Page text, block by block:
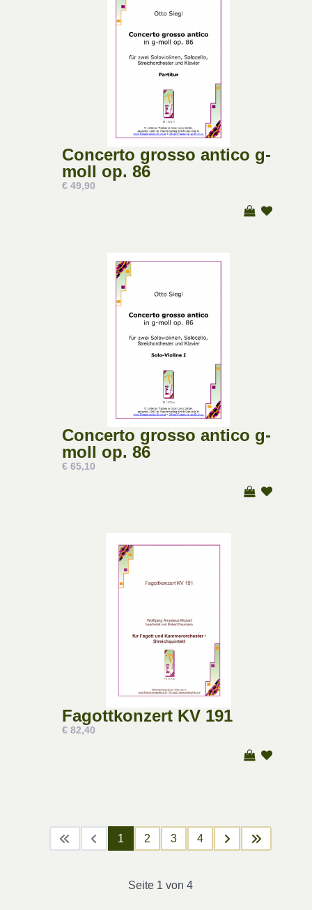
Concerto grosso antico g-
moll op. 86
€ 49,90
Concerto grosso antico g-
moll op. 86
€ 65,10
Fagottkonzert KV 191
€ 82,40
1 2 3 4
Seite 1 von 4